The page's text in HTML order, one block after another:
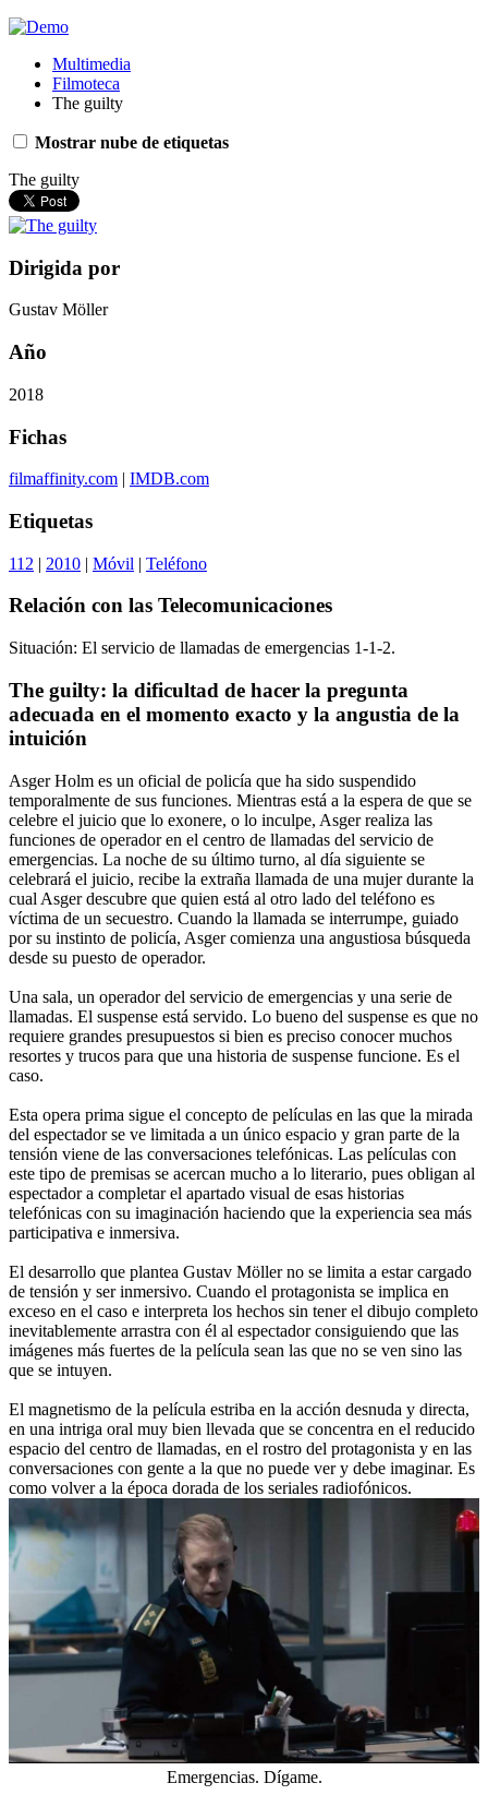
Multimedia
Filmoteca
The guilty
Mostrar nube de etiquetas
The guilty
Dirigida por
Gustav Möller
Año
2018
Fichas
filmaffinity.com | IMDB.com
Etiquetas
112 | 2010 | Móvil | Teléfono
Relación con las Telecomunicaciones
Situación: El servicio de llamadas de emergencias 1-1-2.
The guilty: la dificultad de hacer la pregunta
adecuada en el momento exacto y la angustia de la
intuición
Asger Holm es un oficial de policía que ha sido suspendido
temporalmente de sus funciones. Mientras está a la espera de que se
celebre el juicio que lo exonere, o lo inculpe, Asger realiza las
funciones de operador en el centro de llamadas del servicio de
emergencias. La noche de su último turno, al día siguiente se
celebrará el juicio, recibe la extraña llamada de una mujer durante la
cual Asger descubre que quien está al otro lado del teléfono es
víctima de un secuestro. Cuando la llamada se interrumpe, guiado
por su instinto de policía, Asger comienza una angustiosa búsqueda
desde su puesto de operador.
Una sala, un operador del servicio de emergencias y una serie de
llamadas. El suspense está servido. Lo bueno del suspense es que no
requiere grandes presupuestos si bien es preciso conocer muchos
resortes y trucos para que una historia de suspense funcione. Es el
caso.
Esta opera prima sigue el concepto de películas en las que la mirada
del espectador se ve limitada a un único espacio y gran parte de la
tensión viene de las conversaciones telefónicas. Las películas con
este tipo de premisas se acercan mucho a lo literario, pues obligan al
espectador a completar el apartado visual de esas historias
telefónicas con su imaginación haciendo que la experiencia sea más
participativa e inmersiva.
El desarrollo que plantea Gustav Möller no se limita a estar cargado
de tensión y ser inmersivo. Cuando el protagonista se implica en
exceso en el caso e interpreta los hechos sin tener el dibujo completo
inevitablemente arrastra con él al espectador consiguiendo que las
imágenes más fuertes de la película sean las que no se ven sino las
que se intuyen.
El magnetismo de la película estriba en la acción desnuda y directa,
en una intriga oral muy bien llevada que se concentra en el reducido
espacio del centro de llamadas, en el rostro del protagonista y en las
conversaciones con gente a la que no puede ver y debe imaginar. Es
como volver a la época dorada de los seriales radiofónicos.
Emergencias. Dígame.